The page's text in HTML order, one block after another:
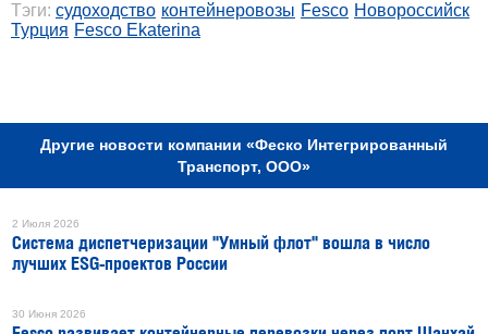
Тэги: судоходство контейнеровозы Fesco Новороссийск
Турция Fesco Ekaterina
Другие новости компании «Феско Интегрированный
Транспорт, ООО»
2 Июля 2026
Система диспетчеризации "Умный флот" вошла в число
лучших ESG-проектов России
30 Июня 2026